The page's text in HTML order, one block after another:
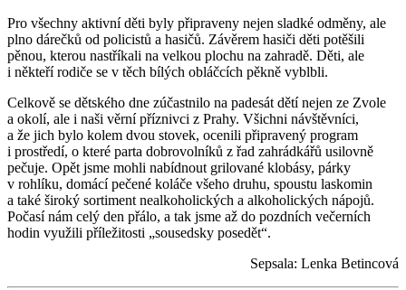
Pro všechny aktivní děti byly připraveny nejen sladké odměny, ale
plno dárečků od policistů a hasičů. Závěrem hasiči děti potěšili
pěnou, kterou nastříkali na velkou plochu na zahradě. Děti, ale
i někteří rodiče se v těch bílých obláčcích pěkně vyblbli.
Celkově se dětského dne zúčastnilo na padesát dětí nejen ze Zvole
a okolí, ale i naši věrní příznivci z Prahy. Všichni návštěvníci,
a že jich bylo kolem dvou stovek, ocenili připravený program
i prostředí, o které parta dobrovolníků z řad zahrádkářů usilovně
pečuje. Opět jsme mohli nabídnout grilované klobásy, párky
v rohlíku, domácí pečené koláče všeho druhu, spoustu laskomin
a také široký sortiment nealkoholických a alkoholických nápojů.
Počasí nám celý den přálo, a tak jsme až do pozdních večerních
hodin využili příležitosti „sousedsky posedět“.
Sepsala: Lenka Betincová